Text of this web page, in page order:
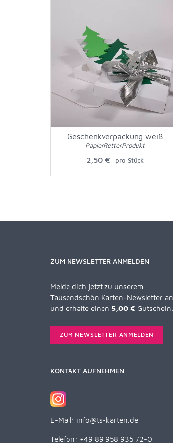
Geschenkverpackung weiß
PapierRetterProdukt
2,50 € pro Stück
ZUM NEWSLETTER ANMELDEN
Melde dich jetzt zu unserem
Tausendschön Karten-Newsletter an
und erhalte einen 5,00 € Gutschein.
ZUM NEWSLETTER ANMELDEN
KONTAKT AUFNEHMEN
E-Mail: info@ts-karten.de
Telefon: +49 89 958 935 72-0